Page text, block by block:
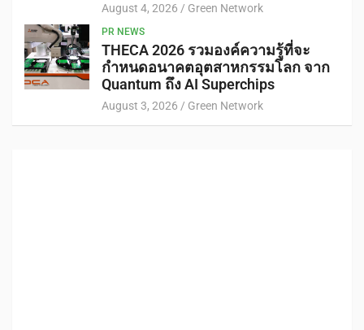
August 4, 2026 Green Network
PR NEWS
THECA 2026 รวมองค์ความรู้ที่จะ
กำหนดอนาคตอุตสาหกรรมโลก จาก
Quantum ถึง AI Superchips
August 3, 2026 Green Network